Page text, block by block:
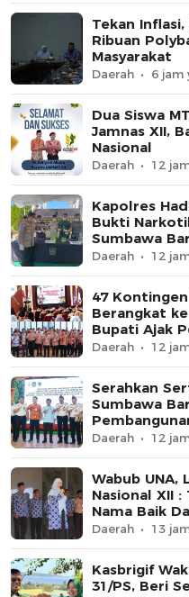
Tekan
Ribuan
Masyarakat
Daerah 6 jam
Dua Siswa
Jamnas XII,
Nasional
Daerah 12
Kapolres
Bukti
Sumbawa
Daerah 12
47
Berangkat
Bupati Ajak
dan
Daerah 12
Serahkan
Sumbawa
Daerah 12
Wabub UNA,
Nasional XII
Nama Baik
Daerah 13
Kasbrigif
31/PS, Beri